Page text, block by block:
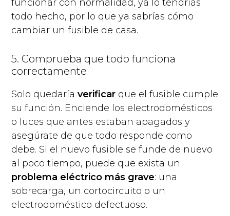
funcionar con normalidad, ya lo tendrías
todo hecho, por lo que ya sabrías cómo
cambiar un fusible de casa.
5. Comprueba que todo funciona
correctamente
Solo quedaríaverificar que el fusible cumple
su función. Enciende los electrodomésticos
o luces que antes estaban apagados y
asegúrate de que todo responde como
debe. Si el nuevo fusible se funde de nuevo
al poco tiempo, puede que exista un
problema eléctrico más grave: una
sobrecarga, un cortocircuito o un
electrodoméstico defectuoso.